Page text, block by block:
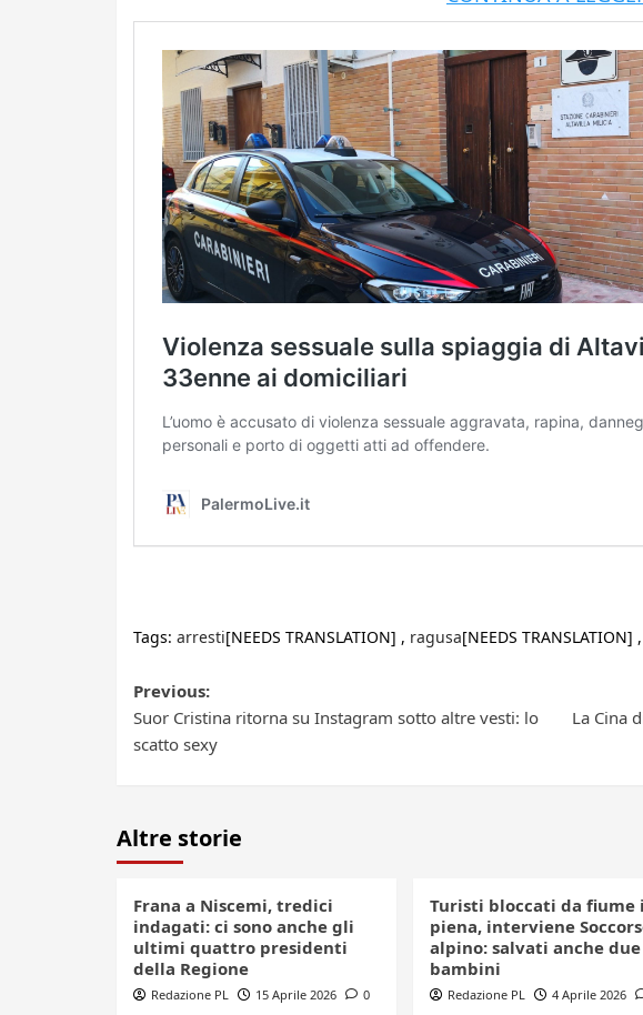
Tags: arresti[NEEDS TRANSLATION] , ragusa[NEEDS TRANSLATION] ,
Post
navigation
Previous:
Suor Cristina ritorna su Instagram sotto altre vesti: lo
scatto sexy
La Cina
Altre storie
Frana a Niscemi, tredici
indagati: ci sono anche gli
ultimi quattro presidenti
della Regione
Redazione PL 15 Aprile 2026 0
Turisti bloccati da fiume
piena, interviene
alpino: salvati anche due
bambini
Redazione PL 4 Aprile 2026